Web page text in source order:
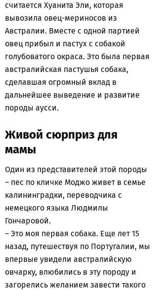
считается Хуанита Эли, которая
вывозила овец-мериносов из
Австралии. Вместе с одной партией
овец прибыл и пастух с собакой
голубоватого окраса. Это была первая
австралийская пастушья собака,
сделавшая огромный вклад в
дальнейшее выведение и развитие
породы аусси.
Живой сюрприз для
мамы
Один из представителей этой породы
– пес по кличке Моджо живет в семье
калининградки, переводчика с
немецкого языка Людмилы
Гончаровой.
– Это моя первая собака. Еще лет 15
назад, путешествуя по Португалии, мы
впервые увидели австралийскую
овчарку, влюбились в эту породу и
загорелись желанием завести такого